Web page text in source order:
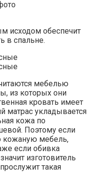
исходом обеспечит
в спальне.
мебелью
из которых они
кровать имеет
матрас укладывается
кожа по
Поэтому если
кожаную мебель,
если обивка
изготовитель
такая